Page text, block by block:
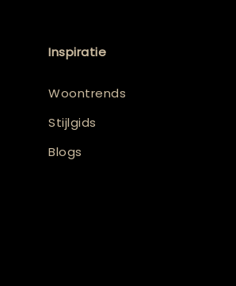
Inspiratie
Woontrends
Stijlgids
Blogs